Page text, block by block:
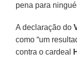
pena para
A declaração do
como “um
contra o cardeal